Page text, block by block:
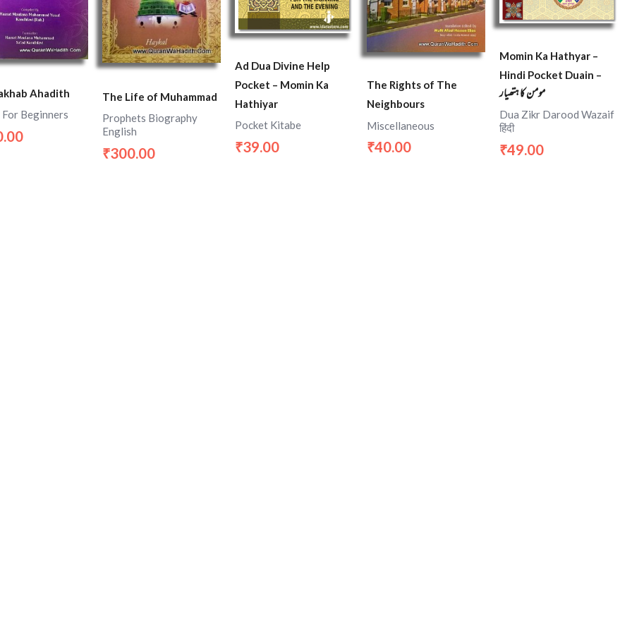
Ahadith
For Beginners
The Life of Muhammad
Prophets Biography
English
₹300.00
Ad Dua Divine Help
Pocket – Momin Ka
Hathiyar
Pocket Kitabe
₹39.00
The Rights of The
Neighbours
Miscellaneous
₹40.00
Momin Ka Hathyar –
Hindi Pocket Duain –
مومن کا ہتھیار
Dua Zikr Darood Wazaif
हिंदी
₹49.00